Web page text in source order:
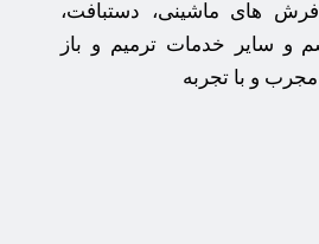
های ماشینی، دستبافت،
و سایر خدمات ترمیم و باز
و با تجربه